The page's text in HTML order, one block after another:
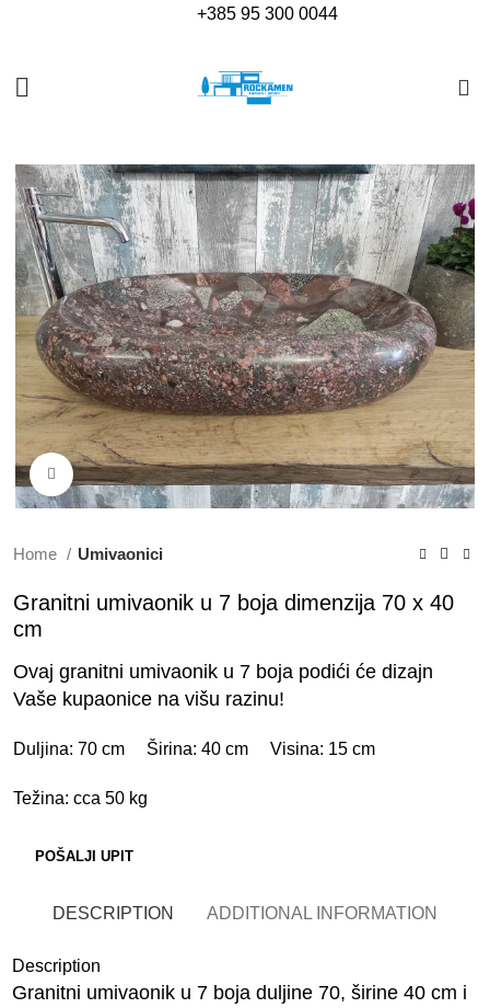
+385 95 300 0044
Povećajte sliku
Home Umivaonici
Granitni umivaonik u 7 boja dimenzija 70 x 40
cm
Ovaj granitni umivaonik u 7 boja podići će dizajn
Vaše kupaonice na višu razinu!
Duljina: 70 cm Širina: 40 cm Visina: 15 cm
Težina: cca 50 kg
POŠALJI UPIT
DESCRIPTION ADDITIONAL INFORMATION
Description
Granitni umivaonik u 7 boja duljine 70, širine 40 cm i